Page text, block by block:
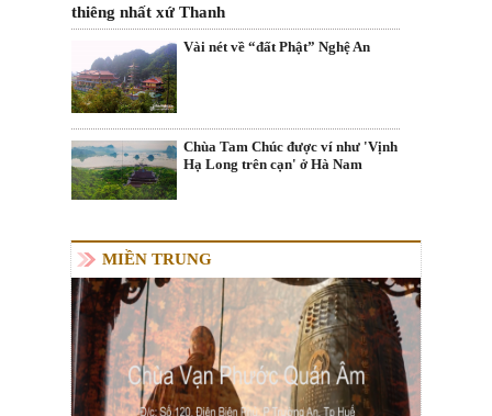
thiêng nhất xứ Thanh
Vài nét về “đất Phật” Nghệ An
Chùa Tam Chúc được ví như 'Vịnh
Hạ Long trên cạn' ở Hà Nam
MIỀN TRUNG